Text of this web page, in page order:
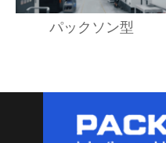
パックソン型